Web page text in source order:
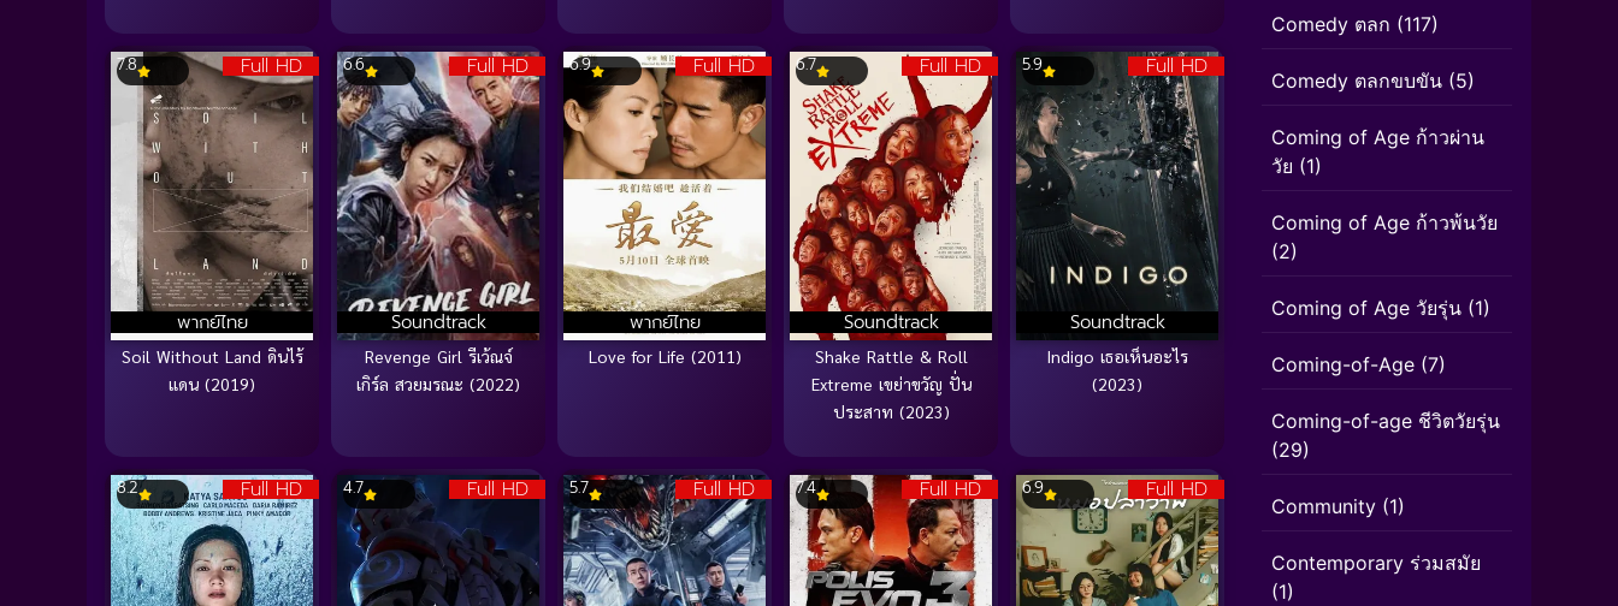
Full HD
พากย์ไทย
7.8
Soil Without Land ดินไร้
แดน (2019)
Full HD
Soundtrack
6.6
Revenge Girl รีเว้ณจ์
เกิร์ล สวยมรณะ (2022)
Full HD
พากย์ไทย
6.9
Love for Life (2011)
Full HD
Soundtrack
6.7
Shake Rattle & Roll
Extreme เขย่าขวัญ ปั่น
ประสาท (2023)
Full HD
Soundtrack
5.9
Indigo เธอเห็นอะไร
(2023)
Full HD
8.2 Full HD
4.7 Full HD
5.7 Full HD
7.4 Full HD
6.9
Comedy ตลก (117)
Comedy ตลกขบขัน (5)
Coming of Age ก้าวผ่าน
วัย (1)
Coming of Age ก้าวพ้นวัย
(2)
Coming of Age วัยรุ่น (1)
Coming-of-Age (7)
Coming-of-age ชีวิตวัยรุ่น
(29)
Community (1)
Contemporary ร่วมสมัย
(1)